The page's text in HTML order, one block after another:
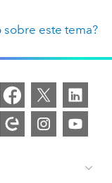
este tema?